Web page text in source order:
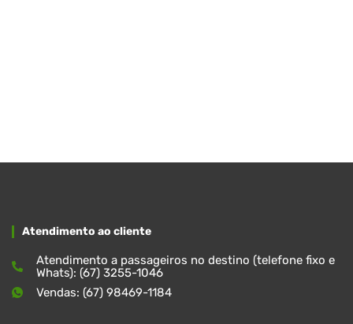
Atendimento ao cliente
Atendimento a passageiros no destino (telefone fixo e
Whats): (67) 3255-1046
Vendas: (67) 98469-1184